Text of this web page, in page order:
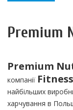
Premium
Premium
компанії
найбільших
харчування в